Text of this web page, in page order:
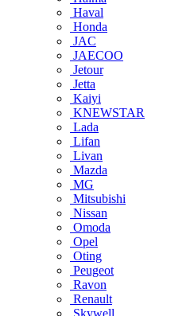
Haval
Honda
JAC
JAECOO
Jetour
Jetta
Kaiyi
KNEWSTAR
Lada
Lifan
Livan
Mazda
MG
Mitsubishi
Nissan
Omoda
Opel
Oting
Peugeot
Ravon
Renault
Skywell